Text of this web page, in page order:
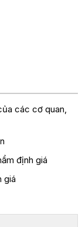
các cơ quan,
định giá
giá